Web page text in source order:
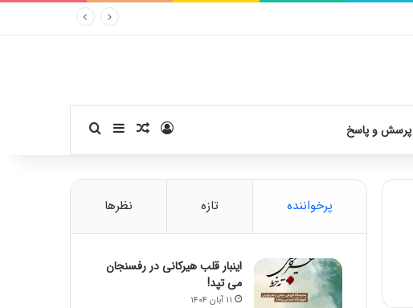
پرسش و پاسخ ورودنوشته تصادفی
سایدبارجستجو برای
پرخواننده تازه نظرها
اینبار قلب هیرکانی در رفسنجان
می تپد!
۱۱ آبان ۱۴۰۴